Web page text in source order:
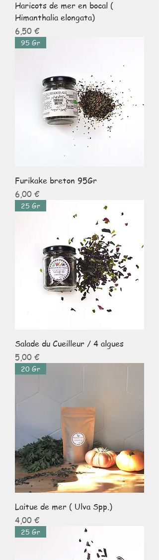
Haricots de mer en bocal (
Himanthalia elongata)
Prix
6,50 €
95 Gr
Furikake breton 95Gr
Prix
6,00 €
25 Gr
Salade du Cueilleur / 4 algues
Prix
5,00 €
20 Gr
Laitue de mer ( Ulva Spp.)
Prix
4,00 €
25 Gr